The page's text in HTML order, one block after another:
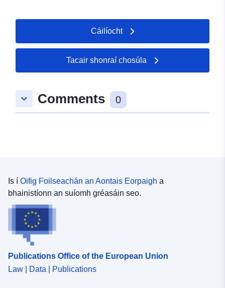
Curtha le data.europa.eu:
February 2026
Nuashonraithe ar data.europa.eu:
25 July 2026
Spásúil: Comhordanáidí:
9.1826145, 48.9364063 ], [
Tá sé de réir:
Acmhainn:
uriRef:
Cáilíocht
Tacair shonraí chosúla
keyboard_arrow_down Comments 0
Is í Oifig Foilseachán an Aontais Eorpaigh a
bhainistíonn an suíomh gréasáin seo.
Publications Office of the European Union
Law | Data | Publications